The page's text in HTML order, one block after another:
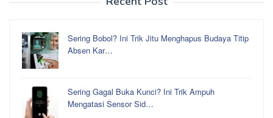
Sering Bobol? Ini Trik Jitu Menghapus Budaya Titip
Absen Kar…
Sering Gagal Buka Kunci? Ini Trik Ampuh
Mengatasi Sensor Sid…